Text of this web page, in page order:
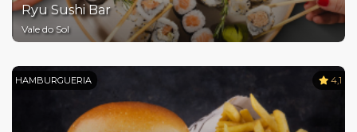
Ryu Sushi Bar
Vale do Sol
HAMBURGUERIA 4,1